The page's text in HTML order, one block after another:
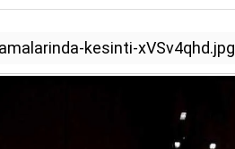
kesinti-xVSv4qhd.jpg